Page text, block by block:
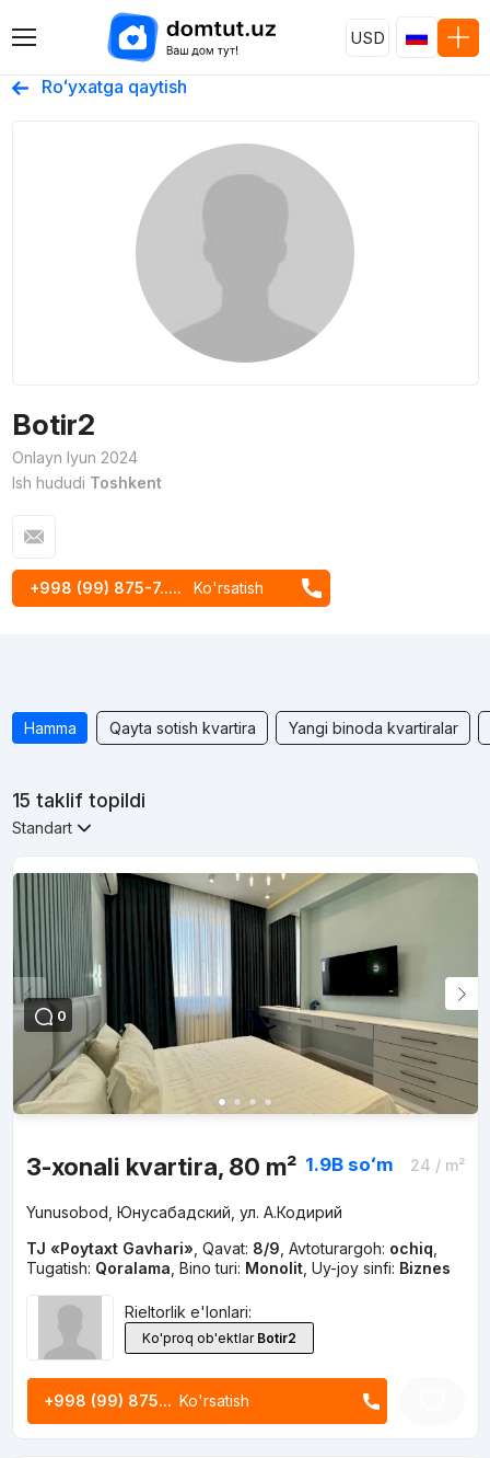
USD
Roʻyxatga qaytish
Botir2
Onlayn Iyun 2024
Ish hududi Toshkent
+998 (99) 875-7..... Ko'rsatish
Hamma Qayta sotish kvartira Yangi binoda kvartiralar
15 taklif topildi
Standart
0
3-xonali kvartira, 80 m² 1.9B soʻm 24 / m²
Yunusobod, Юнусабадский, ул. А.Кодирий
TJ «Poytaxt Gavhari» Qavat: 8/9 Avtoturargoh: ochiq
Tugatish: Qoralama Bino turi: Monolit, Uy-joy sinfi: Biznes
Rieltorlik e'lonlari:
Ko'proq ob'ektlar Botir2
+998 (99) 875... Ko'rsatish